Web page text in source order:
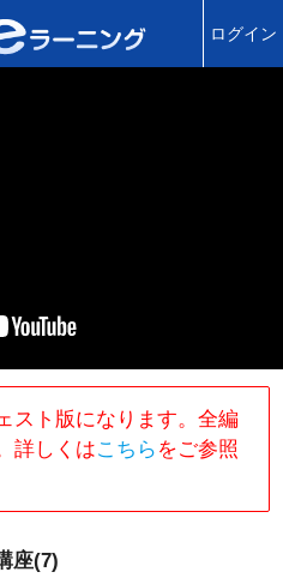
ログイン
スト版になります。全編
詳しくはこちら をご参照
座(7)